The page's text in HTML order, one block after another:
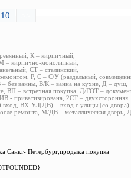
10
К – кирпичный,
– кирпично-монолитный,
СТ – сталинский,
Р, С – С/У (раздельный,
без ванны, В/К – ванна на кухне, Д – душ,
ВП – встречная покупка, Д/ГОТ –
- приватизирована, 2СТ – двухсторонняя,
ВХ-УЛ(ДВ) – вход с улицы (со двора),
ремонта, М/ДВ – металлическая
Санкт- Петербург,продажа покупка